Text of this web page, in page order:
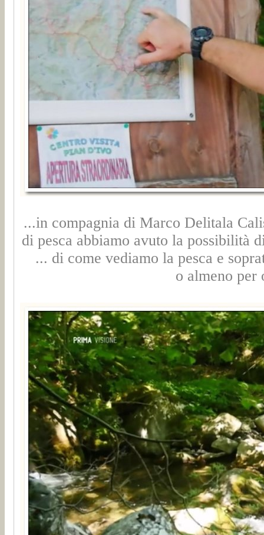
...in compagnia di Marco Delitala
di pesca abbiamo avuto la possibilità
... di come vediamo la pesca e
o almeno per